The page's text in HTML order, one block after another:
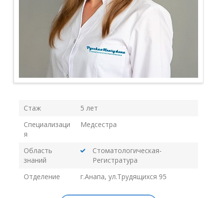
Стаж
5 лет
Специализаци
я
Медсестра
Область
знаний
Стоматологическая-
Регистратура
Отделение
г.Анапа, ул.Трудящихся 95